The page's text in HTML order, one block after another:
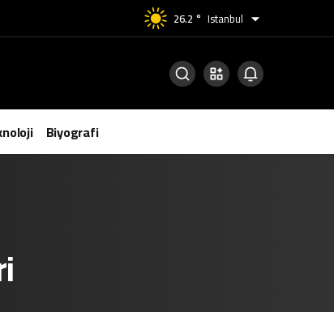
26.2 ° Istanbul
Biyografi